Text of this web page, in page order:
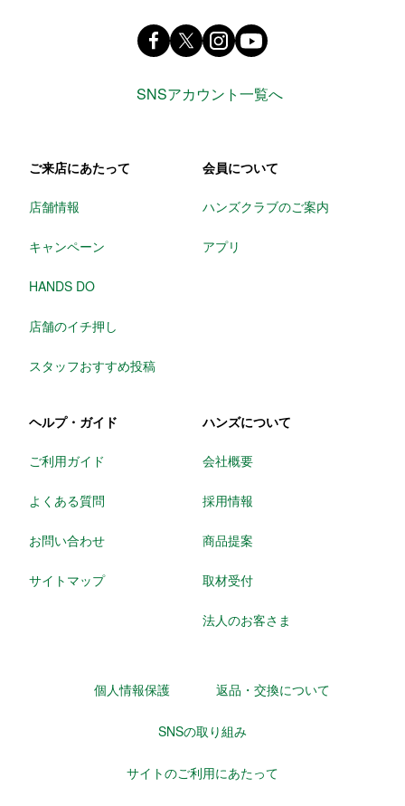
Facebook ハンズ公式ファンページ
X(旧 twitter) @Hands_official_
instagram
SNSアカウント一覧へ
ご来店にあたって
店舗情報
キャンペーン
HANDS DO
店舗のイチ押し
スタッフおすすめ投稿
会員について
ハンズクラブのご案内
アプリ
ヘルプ・ガイド
ご利用ガイド
よくある質問
お問い合わせ
サイトマップ
ハンズについて
会社概要
採用情報
商品提案
取材受付
法人のお客さま
個人情報保護 返品・交換について
SNSの取り組み
サイトのご利用にあたって